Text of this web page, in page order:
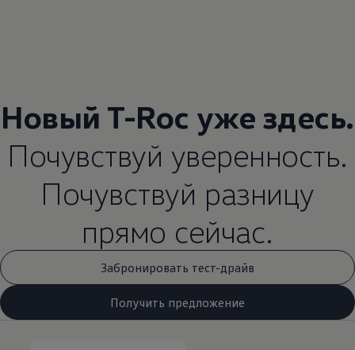
Новый T-Roc уже здесь.
Почувствуй уверенность.
Почувствуй разницу
прямо сейчас.
Забронировать тест-драйв
Получить предложение